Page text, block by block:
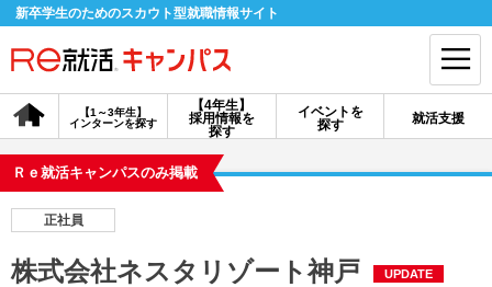
新卒学生のためのスカウト型就職情報サイト
【4年生】
採用情報を
探す
【1～3年生】
インターンを探す
イベントを
探す
就活支援
会員登録 ログイン
探す
Ｒｅ就活キャンパスのみ掲載
正社員
株式会社ネスタリゾート神戸 UPDATE